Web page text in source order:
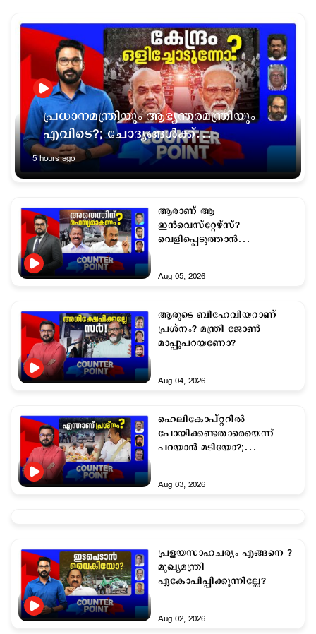
പ്രധാനമന്ത്രിയും ആഭ്യന്തരമന്ത്രിയും
എവിടെ?; ചോദ്യങ്ങള്‍ക്ക്
മറുപടിയില്ലേ?
5 hours ago
ആരാണ് ആ
ഇന്‍വെസ്റ്റേഴ്സ്?
വെളിപ്പെടുത്താന്‍
Aug 05, 2026
ആരുടെ ബിഹേവിയറാണ്
പ്രശ്നം? മന്ത്രി ജോണ്‍
മാപ്പുപറയണോ?
Aug 04, 2026
ഹെലികോപ്റ്ററില്‍
പോയിക്കണ്ടതാരെയെന്ന്
പറയാന്‍ മടിയോ?;
Aug 03, 2026
പ്രളയസാഹചര്യം എങ്ങനെ ?
മുഖ്യമന്ത്രി
ഏകോപിപ്പിക്കുന്നില്ലേ?
Aug 02, 2026